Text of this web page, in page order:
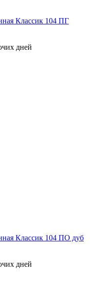
Классик 104 ПГ
дней
Классик 104 ПО дуб
дней